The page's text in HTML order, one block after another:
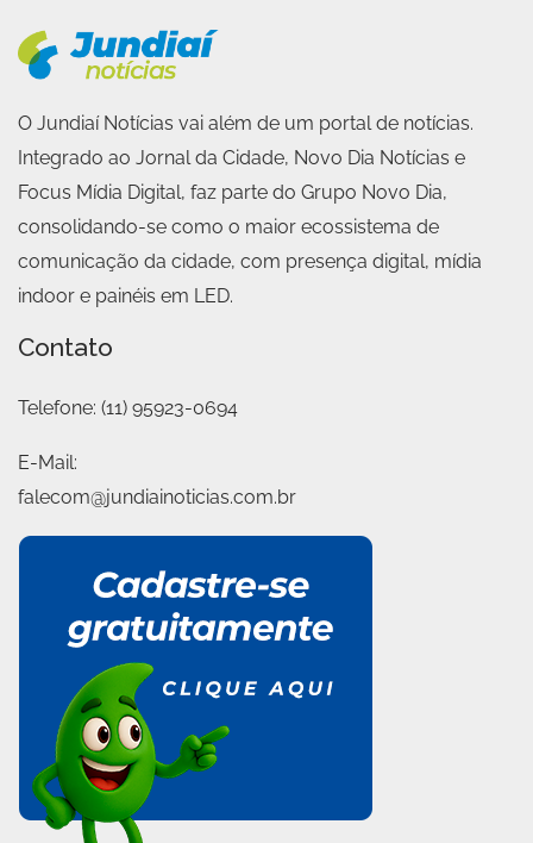
O Jundiaí Notícias vai além de um portal de notícias.
Integrado ao Jornal da Cidade, Novo Dia Notícias e
Focus Mídia Digital, faz parte do Grupo Novo Dia,
consolidando-se como o maior ecossistema de
comunicação da cidade, com presença digital, mídia
indoor e painéis em LED.
Contato
Telefone: (11) 95923-0694
E-Mail:
falecom@jundiainoticias.com.br